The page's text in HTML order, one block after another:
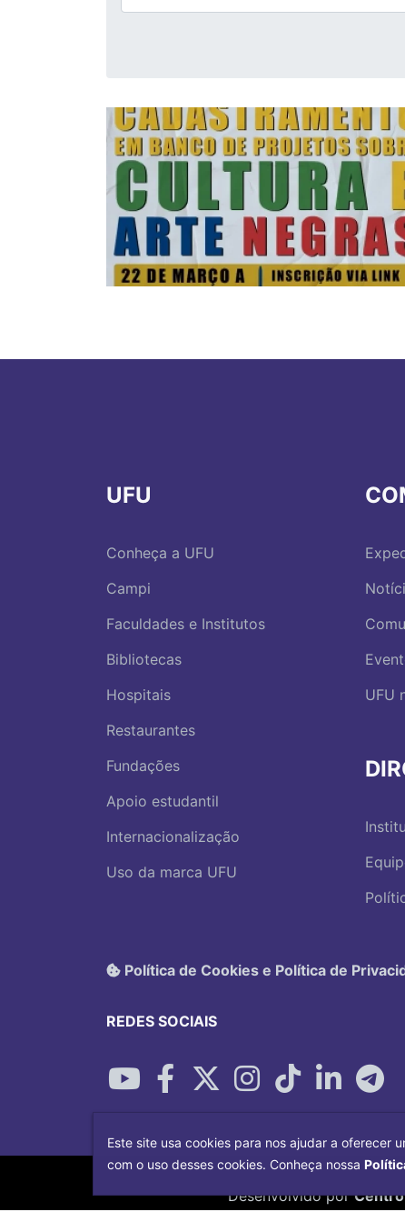
UFU
Conheça a UFU
Campi
Faculdades e Institutos
Bibliotecas
Hospitais
Restaurantes
Fundações
Apoio estudantil
Internacionalização
Uso da marca UFU
UFU
Política de Cookies e Política de
REDES SOCIAIS
Desenvolvido por
Este site usa cookies para nos ajudar a oferecer
com o uso desses cookies. Conheça nossa